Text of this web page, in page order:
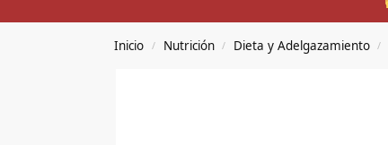
Inicio / Nutrición / Dieta y Adelgazamiento /